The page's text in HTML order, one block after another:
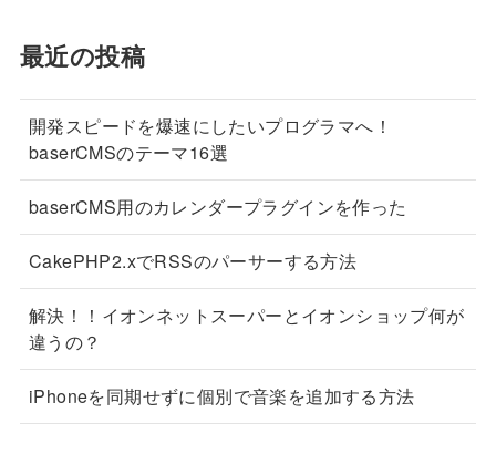
最近の投稿
開発スピードを爆速にしたいプログラマへ！
baserCMSのテーマ16選
baserCMS用のカレンダープラグインを作った
CakePHP2.xでRSSのパーサーする方法
解決！！イオンネットスーパーとイオンショップ何が
違うの？
iPhoneを同期せずに個別で音楽を追加する方法